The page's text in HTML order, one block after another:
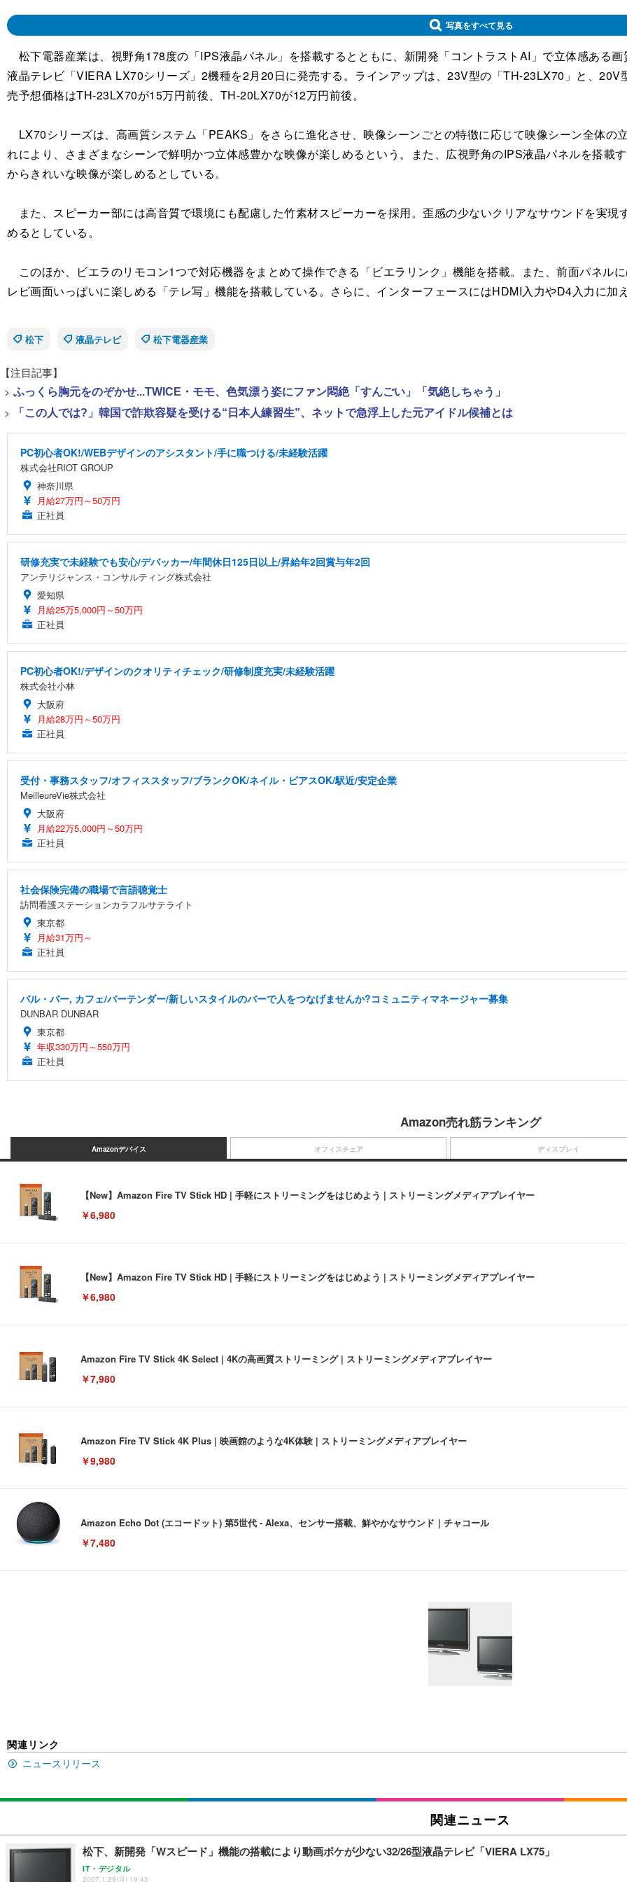
写真をすべて見る
松下電器産業は、視野角178度の「IPS液晶パネル」を搭載するとともに、新開発「コントラストAI」で立体感ある
液晶テレビ「VIERA LX70シリーズ」2機種を2月20日に発売する。ラインアップは、23V型の「TH-23LX70」と、
売予想価格はTH-23LX70が15万円前後、TH-20LX70が12万円前後。
LX70シリーズは、高画質システム「PEAKS」をさらに進化させ、映像シーンごとの特徴に応じて映像シーン全体の
れにより、さまざまなシーンで鮮明かつ立体感豊かな映像が楽しめるという。また、広視野角のIPS液晶パネルを搭載
からきれいな映像が楽しめるとしている。
また、スピーカー部には高音質で環境にも配慮した竹素材スピーカーを採用。歪感の少ないクリアなサウンドを実
めるとしている。
このほか、ビエラのリモコン1つで対応機器をまとめて操作できる「ビエラリンク」機能を搭載。また、前面パネル
レビ画面いっぱいに楽しめる「テレ写」機能を搭載している。さらに、インターフェースにはHDMI入力やD4入力に加
松下
液晶テレビ 松下電器産業
【注目記事】
> ふっくら胸元をのぞかせ...TWICE・モモ、色気漂う姿にファン悶絶「すんごい」「気絶しちゃう」
> 「この人では?」韓国で詐欺容疑を受ける“日本人練習生”、ネットで急浮上した元アイドル候補とは
PC初心者OK!/WEBデザインのアシスタント/手に職つける/未経験活躍
株式会社RIOT GROUP
神奈川県
月給27万円～50万円
正社員
研修充実で未経験でも安心/デバッカー/年間休日125日以上/昇給年2回賞与年2回
アンテリジャンス・コンサルティング株式会社
愛知県
月給25万5,000円～50万円
正社員
PC初心者OK!/デザインのクオリティチェック/研修制度充実/未経験活躍
株式会社小林
大阪府
月給28万円～50万円
正社員
受付・事務スタッフ/オフィススタッフ/ブランクOK/ネイル・ピアスOK/駅近/安定企業
MeilleureVie株式会社
大阪府
月給22万5,000円～50万円
正社員
社会保険完備の職場で言語聴覚士
訪問看護ステーションカラフルサテライト
東京都
月給31万円～
正社員
バル・バー, カフェ/バーテンダー/新しいスタイルのバーで人をつなげませんか?コミュニティマネージャー募集
DUNBAR DUNBAR
東京都
年収330万円～550万円
正社員
Amazon売れ筋ランキング
Amazonデバイス
【New】Amazon Fire TV Stick HD | 手軽にストリーミングをはじめよう | ストリーミングメディアプレイヤー
￥6,980
【New】Amazon Fire TV Stick HD | 手軽にストリーミングをはじめよう | ストリーミングメディアプレイヤー
￥6,980
Amazon Fire TV Stick 4K Select | 4Kの高画質ストリーミング | ストリーミングメディアプレイヤー
￥7,980
Amazon Fire TV Stick 4K Plus | 映画館のような4K体験 | ストリーミングメディアプレイヤー
￥9,980
Amazon Echo Dot (エコードット) 第5世代 - Alexa、センサー搭載、鮮やかなサウンド｜チャコール
￥7,480
オフィスチェア
[EdoErgo] オフィスチェア 椅子 テレワーク 疲れない 跳ね上げ式アームレスト コンパクト 約105度ロッキング pc 事務椅子 360度回
Sezlife オフィスチェア デスクチェア 疲れない テレワーク チェア 強化バックレスト 30度ロッキング機能 人間工学 椅子 腰サポート
ション PCチェア 通気性メッシュ ゲーミング/勉強/事務用 おしゃれ パソコンチェア (ホワイト)
ディスプレイ
￥49,979
【整備済み品】Dell E2724HS 27インチ 液晶モニター フルHD（1920×1080）VA 非光沢 HDMI/DisplayPort/VGA スピーカー内蔵 高
￥1,800
Smart Basic(スマートベーシック) 【Amazon.co.jp限定】 Smart Basic アイリスオーヤマ ペットシーツ 超厚型 お徳用 ワイド 100枚
関連リンク
ニュースリリース
関連ニュース
松下、新開発「Wスピード」機能の搭載により動画ボケが少ない32/26型液晶テレビ「VIERA LX75」
IT・デジタル
2007.1.29(月) 19:43